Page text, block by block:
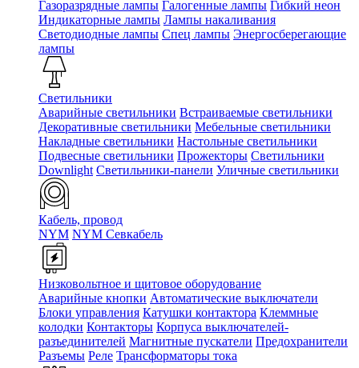
Газоразрядные лампы Галогенные лампы Гибкий неон
Индикаторные лампы Лампы накаливания
Светодиодные лампы Спец лампы Энергосберегающие
лампы
Светильники
Аварийные светильники Встраиваемые светильники
Декоративные светильники Мебельные светильники
Накладные светильники Настольные светильники
Подвесные светильники Прожекторы Светильники
Downlight Светильники-панели Уличные светильники
Кабель, провод
NYM NYM Севкабель
Низковольтное и щитовое оборудование
Аварийные кнопки Автоматические выключатели
Блоки управления Катушки контактора Клеммные
колодки Контакторы Корпуса выключателей-
разъединителей Магнитные пускатели Предохранители
Разъемы Реле Трансформаторы тока